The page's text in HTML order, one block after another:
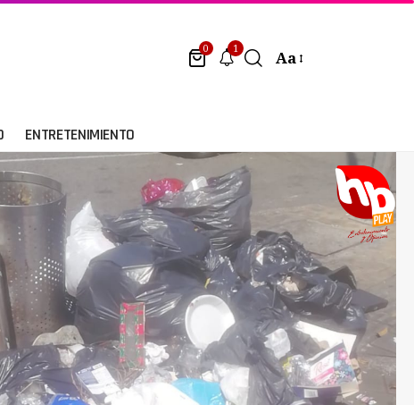
0 1 Aa
ENTRETENIMIENTO